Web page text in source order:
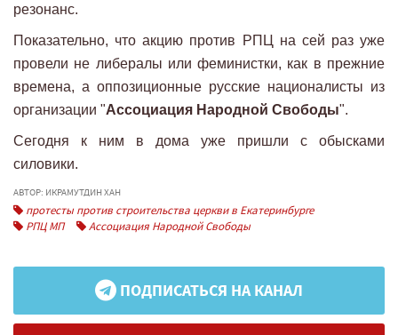
резонанс.
Показательно, что акцию против РПЦ на сей раз уже
провели не либералы или феминистки, как в прежние
времена, а оппозиционные русские националисты из
организации "Ассоциация Народной Свободы".
Сегодня к ним в дома уже пришли с обысками
силовики.
АВТОР: ИКРАМУТДИН ХАН
протесты против строительства церкви в Екатеринбурге
РПЦ МП
Ассоциация Народной Свободы
ПОДПИСАТЬСЯ НА КАНАЛ